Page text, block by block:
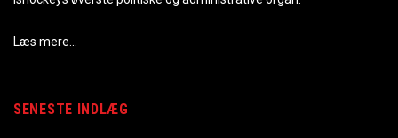
Læs mere…
SENESTE INDLÆG